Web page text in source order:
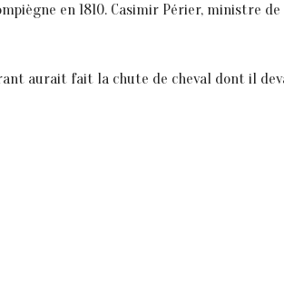
en 1810. Casimir Périer, ministre
aurait fait la chute de cheval dont il